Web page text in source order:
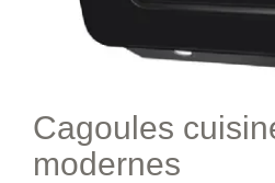
Cagoules
modernes